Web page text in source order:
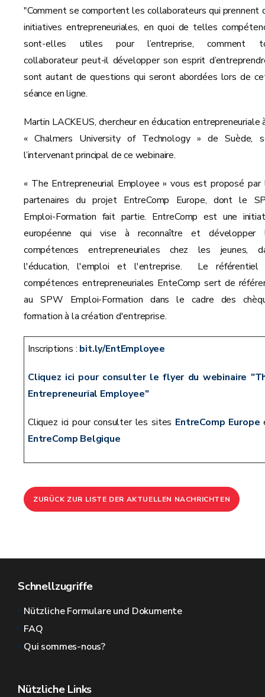
"Comment se comportent les collaborateurs qui prennent
initiatives entrepreneuriales, en quoi de telles
sont-elles utiles pour l’entreprise, comment
collaborateur peut-il développer son esprit
sont autant de questions qui seront abordées lors de
séance en ligne.
Martin LACKEUS, chercheur en éducation entrepreneuriale
« Chalmers University of Technology » de Suède,
l’intervenant principal de ce webinaire.
« The Entrepreneurial Employee » vous est proposé par
partenaires du projet EntreComp Europe, dont le
Emploi-Formation fait partie. EntreComp est une
européenne qui vise à reconnaître et développer
compétences entrepreneuriales chez les jeunes,
l'éducation, l'emploi et l'entreprise. Le référentiel
compétences entrepreneuriales EnteComp sert de
au SPW Emploi-Formation dans le cadre des
formation à la création d'entreprise.
Inscriptions : bit.ly/EntEmployee
Cliquez ici pour consulter le flyer du webinaire
Entrepreneurial Employee"
Cliquez ici pour consulter les sites EntreComp Europe
EntreComp Belgique
ZURÜCK ZUR LISTE DER AKTUELLEN NACHRICHTEN
Schnellzugriffe
Nützliche Formulare und Dokumente
FAQ
Qui sommes-nous?
Nützliche Links